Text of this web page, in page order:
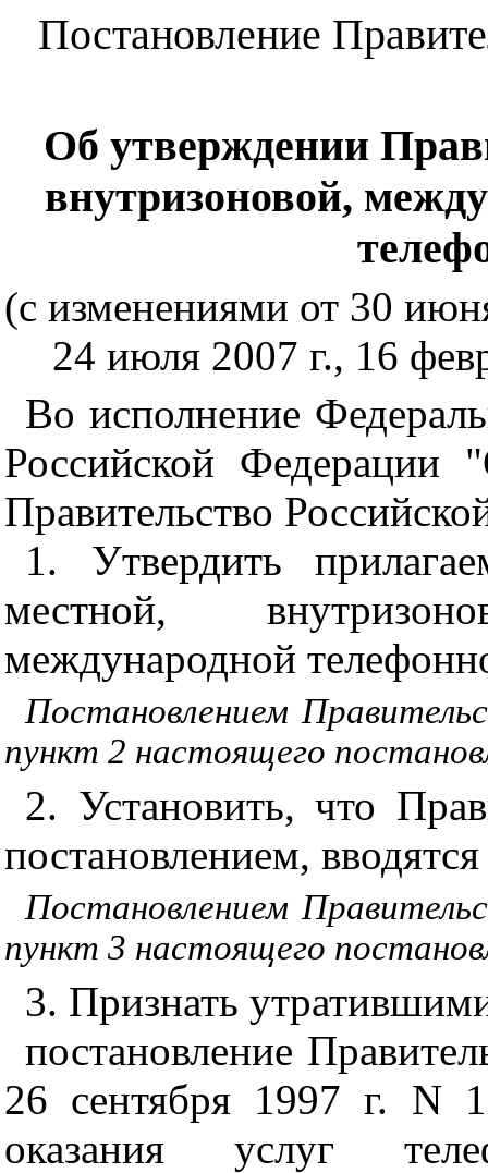
Постановление
Об утверждении
внутризоновой,
(с изменениями от 30
24 июля 2007 г., 16
Во исполнение
Российской Федерации
Правительство
1. Утвердить
местной,
международной
Постановлением
пункт 2 настоящего
2. Установить, что
постановлением,
Постановлением
пункт 3 настоящего
3. Признать
постановление
26 сентября 1997 г. N
оказания услуг